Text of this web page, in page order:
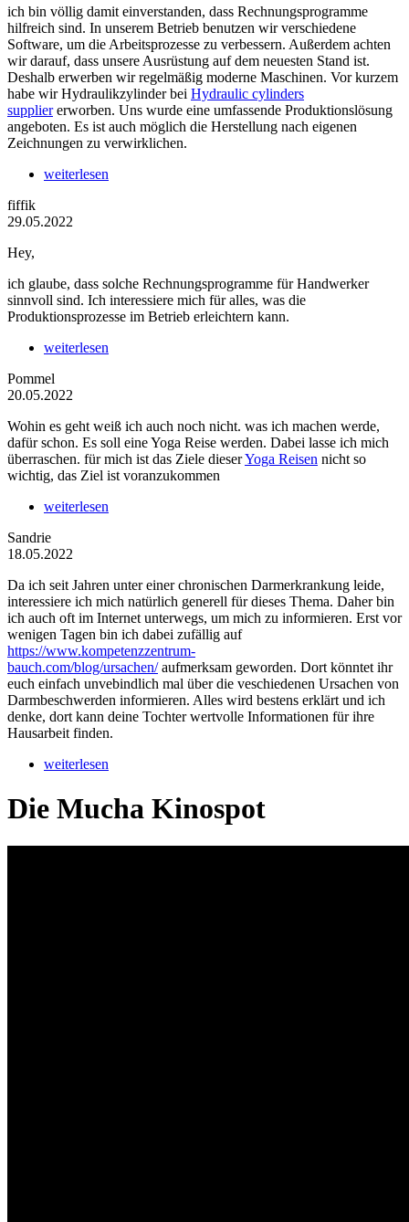
ich bin völlig damit einverstanden, dass Rechnungsprogramme
hilfreich sind. In unserem Betrieb benutzen wir verschiedene
Software, um die Arbeitsprozesse zu verbessern. Außerdem achten
wir darauf, dass unsere Ausrüstung auf dem neuesten Stand ist.
Deshalb erwerben wir regelmäßig moderne Maschinen. Vor kurzem
habe wir Hydraulikzylinder bei Hydraulic cylinders
suppliererworben. Uns wurde eine umfassende Produktionslösung
angeboten. Es ist auch möglich die Herstellung nach eigenen
Zeichnungen zu verwirklichen.
weiterlesen
fiffik
29.05.2022
Hey,
ich glaube, dass solche Rechnungsprogramme für Handwerker
sinnvoll sind. Ich interessiere mich für alles, was die
Produktionsprozesse im Betrieb erleichtern kann.
weiterlesen
Pommel
20.05.2022
Wohin es geht weiß ich auch noch nicht. was ich machen werde,
dafür schon. Es soll eine Yoga Reise werden. Dabei lasse ich mich
überraschen. für mich ist das Ziele dieserYoga Reisen nicht so
wichtig, das Ziel ist voranzukommen
weiterlesen
Sandrie
18.05.2022
Da ich seit Jahren unter einer chronischen Darmerkrankung leide,
interessiere ich mich natürlich generell für dieses Thema. Daher bin
ich auch oft im Internet unterwegs, um mich zu informieren. Erst vor
wenigen Tagen bin ich dabei zufällig auf
https://www.kompetenzzentrum-
bauch.com/blog/ursachen/aufmerksam geworden. Dort könntet ihr
euch einfach unvebindlich mal über die veschiedenen Ursachen von
Darmbeschwerden informieren. Alles wird bestens erklärt und ich
denke, dort kann deine Tochter wertvolle Informationen für ihre
Hausarbeit finden.
weiterlesen
Die Mucha Kinospot